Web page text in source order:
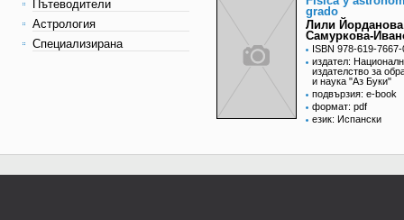
Пътеводители
Астрология
Специализирана
grado
Лили Йорданова
Самуркова-
ISBN 978-619-
издател:
издателство за
и наука "Аз Буки"
подвързия: e-book
формат: pdf
език: Испански